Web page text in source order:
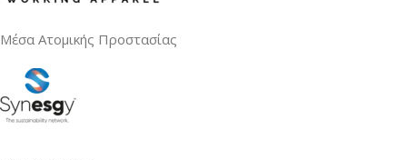
Μέσα Ατομικής Προστασίας